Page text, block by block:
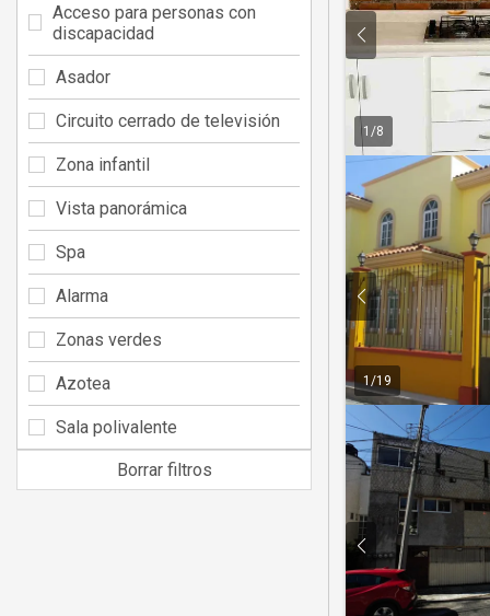
1 /8
1/19
Acceso para personas con
discapacidad
Asador
Circuito cerrado de televisión
Zona infantil
Vista panorámica
Spa
Alarma
Zonas verdes
Azotea
Sala polivalente
Borrar filtros